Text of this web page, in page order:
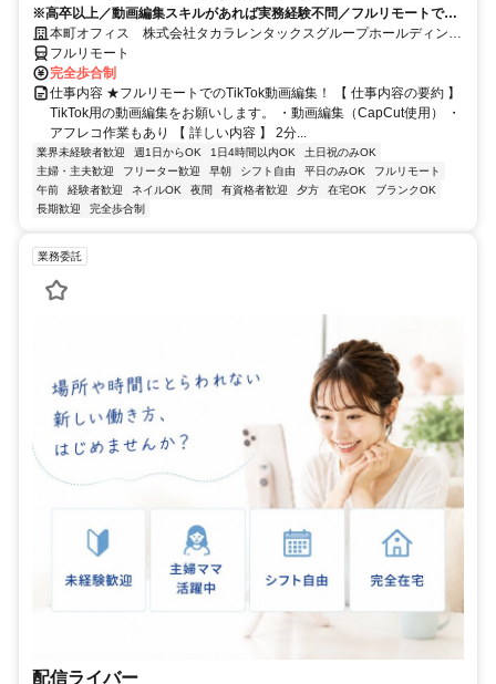
※高卒以上／動画編集スキルがあれば実務経験不問／フルリモートで出
勤不要／もちろん副業OK／1件あたり700円～
本町オフィス 株式会社タカラレンタックスグループホールディング
ス
フルリモート
完全歩合制
仕事内容 ★フルリモートでのTikTok動画編集！ 【 仕事内容の要約 】
TikTok用の動画編集をお願いします。 ・動画編集（CapCut使用） ・
アフレコ作業もあり 【 詳しい内容 】 2分...
業界未経験者歓迎 週1日からOK 1日4時間以内OK
土日祝のみOK
主婦・主夫歓迎
フリーター歓迎 早朝 シフト自由 平日のみOK
フルリモート
午前
経験者歓迎 ネイルOK 夜間 有資格者歓迎 夕方 在宅OK
ブランクOK
長期歓迎
完全歩合制
業務委託
配信ライバー